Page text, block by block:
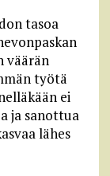
tasoa
väärän
työtä
ei
ja sanottua
lähes